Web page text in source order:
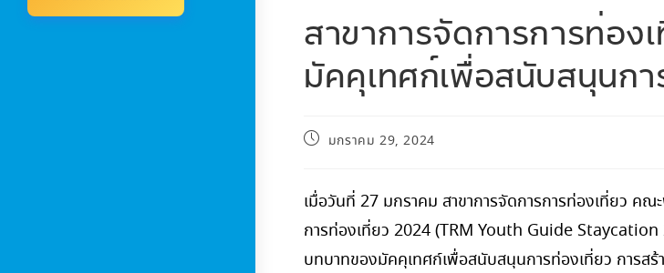
สาขาการจัดการการท่อ
มัคคุเทศก์เพื่อสนับสนุนกา
มกราคม 29, 2024
เมื่อวันที่ 27 มกราคม สาขาการจัดการการท่องเที่ยว
การท่องเที่ยว 2024 (TRM Youth Guide Staycation
บทบาทของมัคคุเทศก์เพื่อสนับสนุนการท่องเที่ยว การสร้